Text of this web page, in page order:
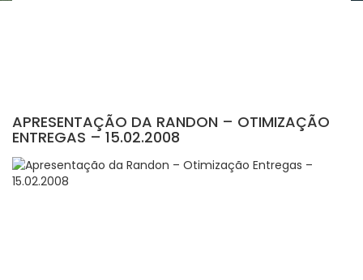
APRESENTAÇÃO DA RANDON – OTIMIZAÇÃO
ENTREGAS – 15.02.2008